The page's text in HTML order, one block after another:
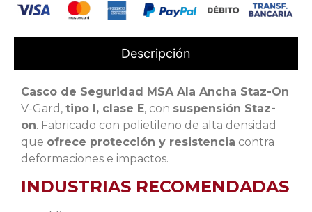
Descripción
Casco de Seguridad MSA Ala Ancha Staz-On
V-Gard, tipo I, clase E, con suspensión Staz-
on. Fabricado con polietileno de alta densidad
que ofrece protección y resistencia contra
deformaciones e impactos.
INDUSTRIAS RECOMENDADAS